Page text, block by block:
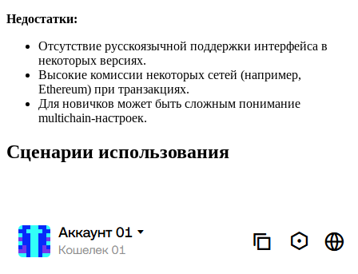
Недостатки:
Отсутствие русскоязычной поддержки интерфейса в
некоторых версиях.
Высокие комиссии некоторых сетей (например,
Ethereum) при транзакциях.
Для новичков может быть сложным понимание
multichain-настроек.
Сценарии использования